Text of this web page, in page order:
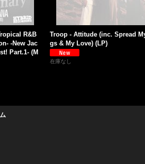
R&B
-New Jac
Part.1- (M
Troop - Attitude (inc. Spread
gs & My Love) (LP)
在庫なし